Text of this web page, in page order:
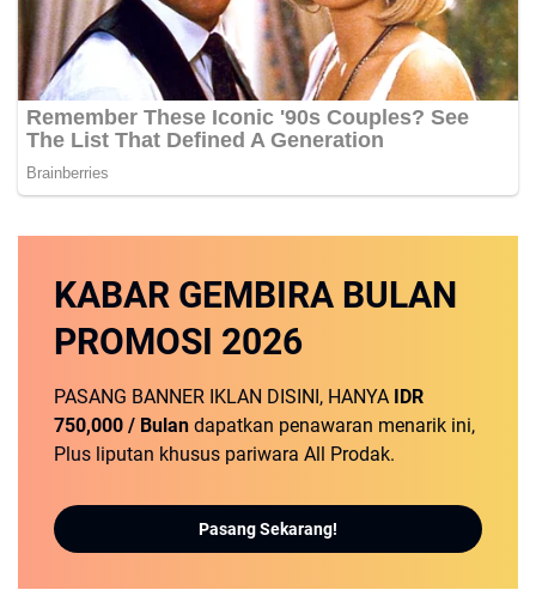
KABAR GEMBIRA BULAN
PROMOSI 2026
PASANG BANNER IKLAN DISINI, HANYA IDR
750,000 / Bulan dapatkan penawaran menarik ini,
Plus liputan khusus pariwara All Prodak.
Pasang Sekarang!